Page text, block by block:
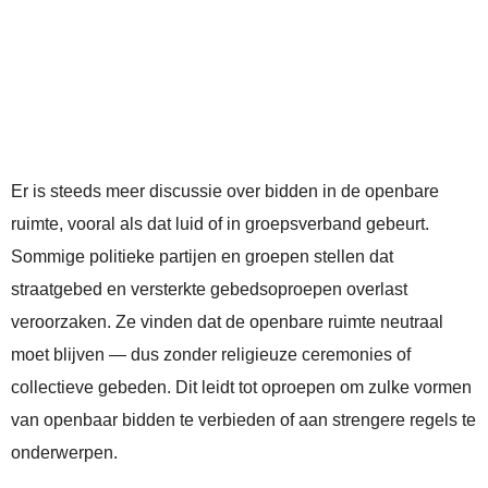
Er is steeds meer discussie over bidden in de openbare
ruimte, vooral als dat luid of in groepsverband gebeurt.
Sommige politieke partijen en groepen stellen dat
straatgebed en versterkte gebedsoproepen overlast
veroorzaken. Ze vinden dat de openbare ruimte neutraal
moet blijven — dus zonder religieuze ceremonies of
collectieve gebeden. Dit leidt tot oproepen om zulke vormen
van openbaar bidden te verbieden of aan strengere regels te
onderwerpen.